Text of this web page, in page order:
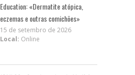
Education: «Dermatite atópica,
eczemas e outras comichões»
15 de setembro de 2026
Local: Online